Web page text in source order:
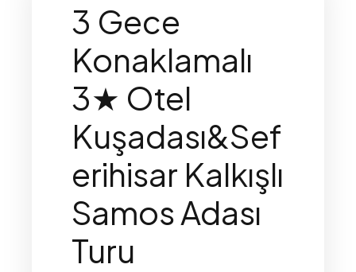
3 Gece
Konaklamalı
3★ Otel
Kuşadası&Sef
erihisar Kalkışlı
Samos Adası
Turu